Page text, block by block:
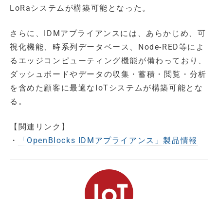
LoRaシステムが構築可能となった。
さらに、IDMアプライアンスには、あらかじめ、可
視化機能、時系列データベース、Node-RED等によ
るエッジコンピューティング機能が備わっており、
ダッシュボードやデータの収集・蓄積・閲覧・分析
を含めた顧客に最適なIoTシステムが構築可能とな
る。
【関連リンク】
・
「OpenBlocks IDMアプライアンス」製品情報